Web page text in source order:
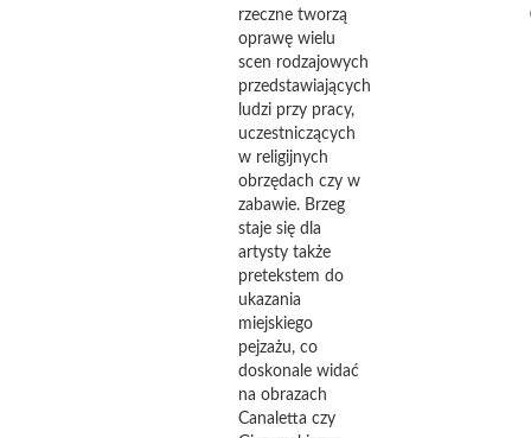
rzeczne tworzą
oprawę wielu
scen rodzajowych
przedstawiających
ludzi przy pracy,
uczestniczących
w religijnych
obrzędach czy w
zabawie. Brzeg
staje się dla
artysty także
pretekstem do
ukazania
miejskiego
pejzażu, co
doskonale widać
na obrazach
Canaletta czy